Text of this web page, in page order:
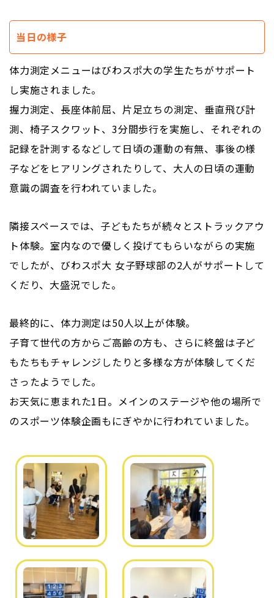
当日の様子
体力測定メニューはびわスポ大の学生たちがサポート
し実施されました。
握力測定、長座体前屈、片足立ちの測定、垂直飛び計
測、椅子スクワット、3分間歩行を実施し、それぞれの
記録を計測するなどして日頃の運動の有無、事後の様
子などをヒアリングされたりして、大人の日頃の運動
意識の調査を行われていました。
隣接スペースでは、子どもたちが続々とストラックアウ
ト体験。室内なので優しく投げてもらいながらの実施
でしたが、びわスポ大 女子野球部の2人がサポートして
くだり、大盛況でした。
最終的に、体力測定は50人以上が体験。
子育て世代の方からご高齢の方も、さらに終盤は子ど
もたちもチャレンジしたりと多様な方が体験してくだ
さったようでした。
お天気に恵まれた1日。メインのステージや他の場所で
のスポーツ体験企画もにぎやかに行われていました。